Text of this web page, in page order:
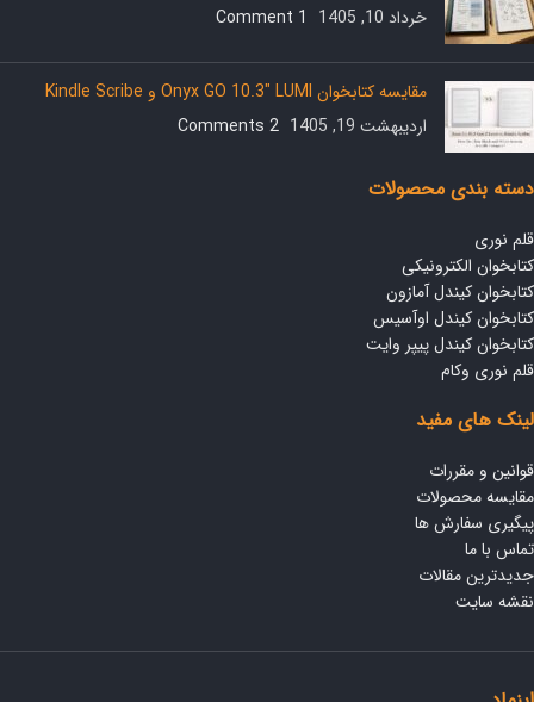
خرداد 10, 1405
1 Comment
مقایسه کتابخوان Onyx GO 10.3″ LUMI و Kindle Scribe
اردیبهشت 19, 1405
2 Comments
دسته بندی محصولات
قلم نوری
کتابخوان الکترونیکی
کتابخوان کیندل آمازون
کتابخوان کیندل اوآسیس
کتابخوان کیندل پیپر وایت
قلم نوری وکام
لینک های مفید
قوانین و مقررات
مقایسه محصولات
پیگیری سفارش ها
تماس با ما
جدیدترین مقالات
نقشه سایت